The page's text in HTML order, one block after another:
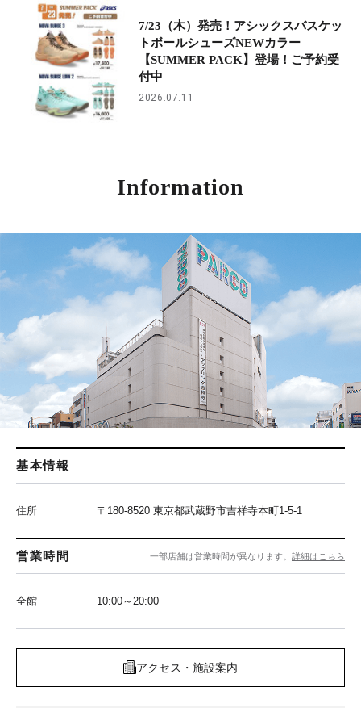
7/23（木）発売！アシックスバスケッ
トボールシューズNEWカラー
【SUMMER PACK】登場！ご予約受
付中
2026.07.11
Information
基本情報
住所 〒180-8520 東京都武蔵野市吉祥寺本町1-5-1
営業時間 一部店舗は営業時間が異なります。 詳細はこちら
全館 10:00～20:00
アクセス・施設案内